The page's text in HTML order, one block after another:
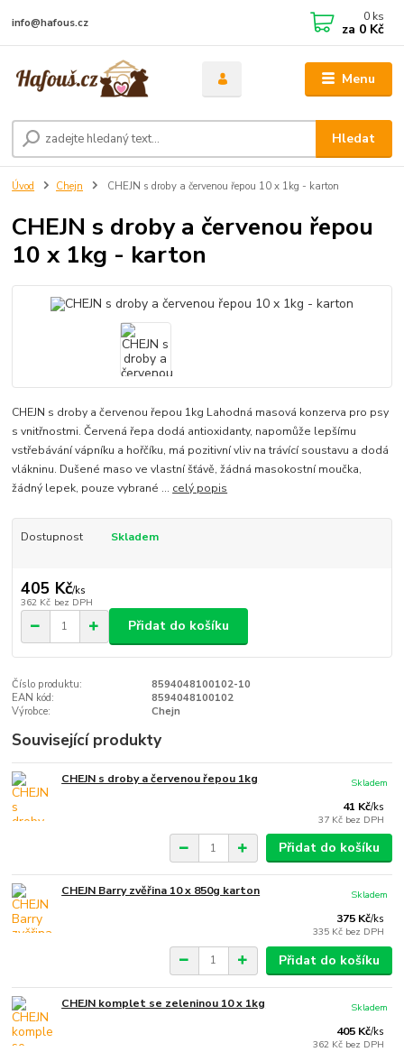
Menu
Hledat
info@hafous.cz 0 ks
za 0 Kč
Úvod Chejn CHEJN s droby a červenou řepou 10 x 1kg - karton
CHEJN s droby a červenou řepou
10 x 1kg - karton
CHEJN s droby a červenou řepou 1kg Lahodná masová konzerva pro psy
s vnitřnostmi. Červená řepa dodá antioxidanty, napomůže lepšímu
vstřebávání vápníku a hořčíku, má pozitivní vliv na trávící soustavu a dodá
vlákninu. Dušené maso ve vlastní šťávě, žádná masokostní moučka,
žádný lepek, pouze vybrané ... celý popis
Dostupnost Skladem
405 Kč/ks
362 Kč bez DPH
Přidat do košíku
Číslo produktu:
8594048100102-10
EAN kód:
8594048100102
Výrobce:
Chejn
Související produkty
CHEJN s droby a červenou řepou 1kg
41 Kč/ks
37 Kč bez DPH
Skladem
Přidat do košíku
CHEJN Barry zvěřina 10 x 850g karton
375 Kč/ks
335 Kč bez DPH
Skladem
Přidat do košíku
CHEJN komplet se zeleninou 10 x 1kg
405 Kč/ks
362 Kč bez DPH
Skladem